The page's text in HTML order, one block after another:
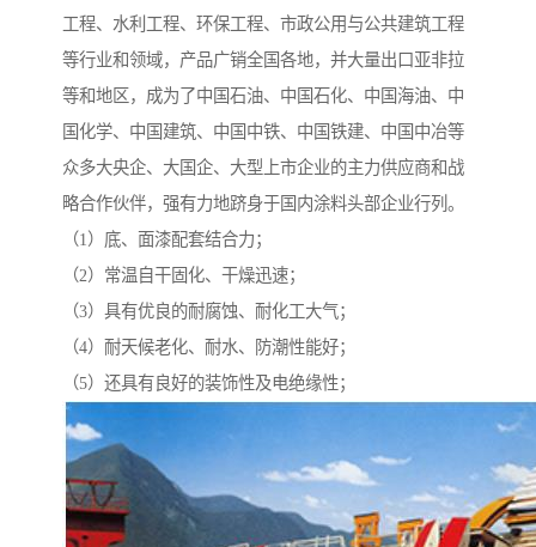
工程、水利工程、环保工程、市政公用与公共建筑工程
等行业和领域，产品广销全国各地，并大量出口亚非拉
等和地区，成为了中国石油、中国石化、中国海油、中
国化学、中国建筑、中国中铁、中国铁建、中国中冶等
众多大央企、大国企、大型上市企业的主力供应商和战
略合作伙伴，强有力地跻身于国内涂料头部企业行列。
（1）底、面漆配套结合力；
（2）常温自干固化、干燥迅速；
（3）具有优良的耐腐蚀、耐化工大气；
（4）耐天候老化、耐水、防潮性能好；
（5）还具有良好的装饰性及电绝缘性；